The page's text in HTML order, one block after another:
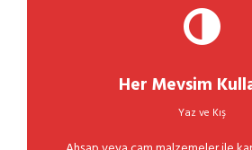
Her Mevsim
Yaz ve Kış